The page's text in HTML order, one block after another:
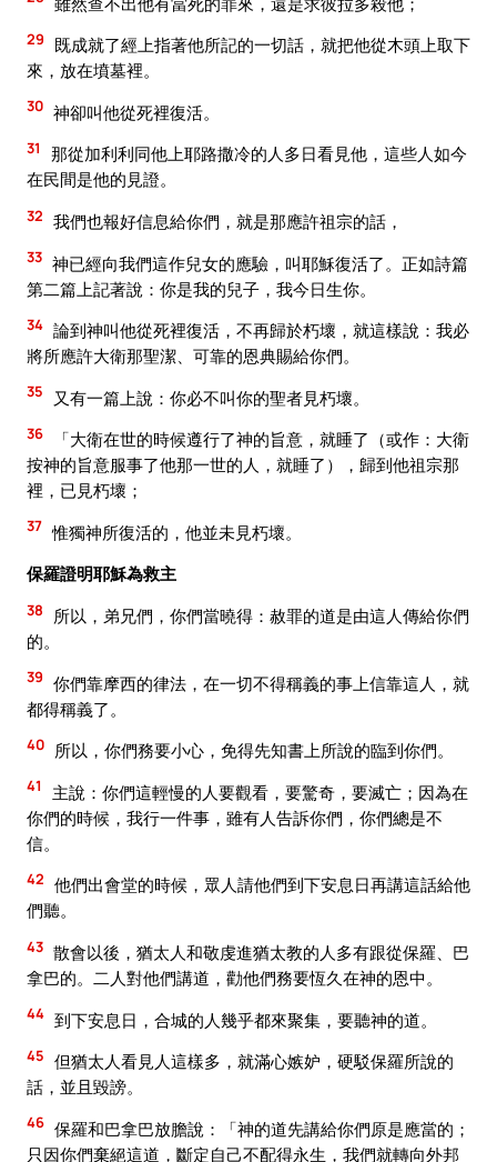
29
既成就了經上指著他所記的一切話，就把他從木頭上取下
來，放在墳墓裡。
30 神卻叫他從死裡復活。
31
那從加利利同他上耶路撒冷的人多日看見他，這些人如今
在民間是他的見證。
32 我們也報好信息給你們，就是那應許祖宗的話，
33 神已經向我們這作兒女的應驗，叫耶穌復活了。正如詩篇
第二篇上記著說：你是我的兒子，我今日生你。
34 論到神叫他從死裡復活，不再歸於朽壞，就這樣說：我必
將所應許大衛那聖潔、可靠的恩典賜給你們。
35 又有一篇上說：你必不叫你的聖者見朽壞。
36
「大衛在世的時候遵行了神的旨意，就睡了（或作：大衛
按神的旨意服事了他那一世的人，就睡了），歸到他祖宗那
裡，已見朽壞；
37 惟獨神所復活的，他並未見朽壞。
保羅證明耶穌為救主
38
所以，弟兄們，你們當曉得：赦罪的道是由這人傳給你們
的。
39 你們靠摩西的律法，在一切不得稱義的事上信靠這人，就
都得稱義了。
40 所以，你們務要小心，免得先知書上所說的臨到你們。
41
主說：你們這輕慢的人要觀看，要驚奇，要滅亡；因為在
你們的時候，我行一件事，雖有人告訴你們，你們總是不
信。
42 他們出會堂的時候，眾人請他們到下安息日再講這話給他
們聽。
43 散會以後，猶太人和敬虔進猶太教的人多有跟從保羅、巴
拿巴的。二人對他們講道，勸他們務要恆久在神的恩中。
44 到下安息日，合城的人幾乎都來聚集，要聽神的道。
45 但猶太人看見人這樣多，就滿心嫉妒，硬駁保羅所說的
話，並且毀謗。
46 保羅和巴拿巴放膽說：「神的道先講給你們原是應當的；
只因你們棄絕這道，斷定自己不配得永生，我們就轉向外邦